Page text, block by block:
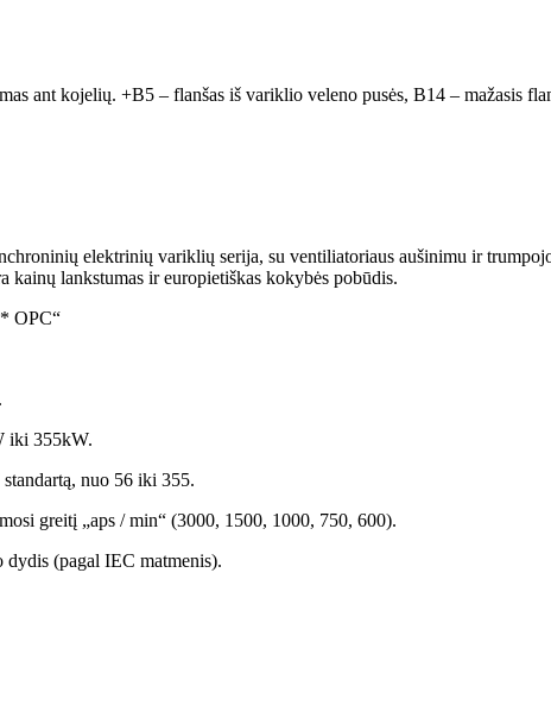
ant kojelių. +B5 – flanšas iš variklio veleno pusės, B14 – mažasis
elektrinių variklių serija, su ventiliatoriaus aušinimu ir
lankstumas ir europietiškas kokybės pobūdis.
OPC“
iki 355kW.
nuo 56 iki 355.
greitį „aps / min“ (3000, 1500, 1000, 750, 600).
dydis (pagal IEC matmenis).